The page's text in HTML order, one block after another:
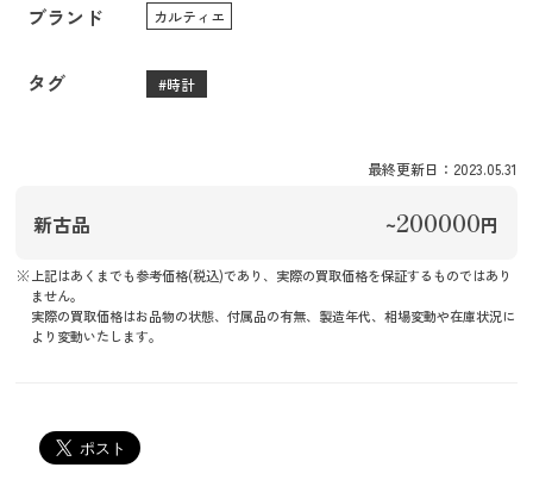
ブランド カルティエ
タグ 時計
最終更新日：2023.05.31
新古品 ~200000円
上記はあくまでも参考価格(税込)であり、実際の買取価格を保証するものではあり
ません。
実際の買取価格はお品物の状態、付属品の有無、製造年代、相場変動や在庫状況に
より変動いたします。